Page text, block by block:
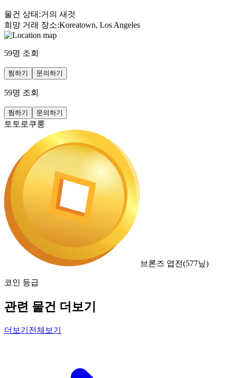
물건 상태 :거의 새것
희망 거래 장소:Koreatown, Los Angeles
59명 조회
찜하기 문의하기
59명 조회
찜하기 문의하기
토토로쿠룽
브론즈 엽전(577닢)
코인 등급
관련 물건 더보기
더보기 전체보기